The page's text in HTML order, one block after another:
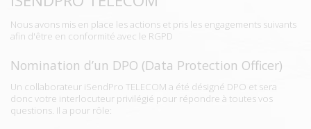
Nous avons mis en place les actions et pris les engagements suivants
afin d'être en conformité avec le RGPD
Nomination d’un DPO (Data Protection Officer)
Un collaborateur iSendPro TELECOM a été désigné DPO et sera
donc votre interlocuteur privilégié pour répondre à toutes vos
questions. Il a pour rôle: